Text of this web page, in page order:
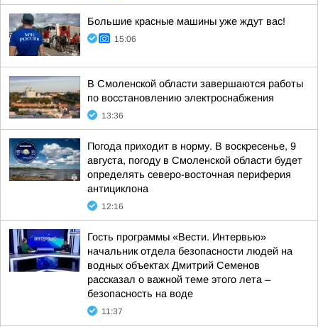
Большие красные машины уже ждут вас!
15:06
В Смоленской области завершаются работы
по восстановлению электроснабжения
13:36
Погода приходит в норму. В воскресенье, 9
августа, погоду в Смоленской области будет
определять северо-восточная периферия
антициклона
12:16
Гость программы «Вести. Интервью»
начальник отдела безопасности людей на
водных объектах Дмитрий Семенов
рассказал о важной теме этого лета –
безопасность на воде
11:37